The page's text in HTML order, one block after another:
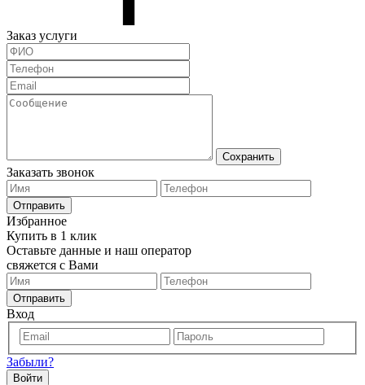
Заказ услуги
Сохранить
Заказать звонок
Отправить
Избранное
Купить в 1 клик
Оставьте данные и наш оператор
свяжется с Вами
Отправить
Вход
Забыли?
Войти